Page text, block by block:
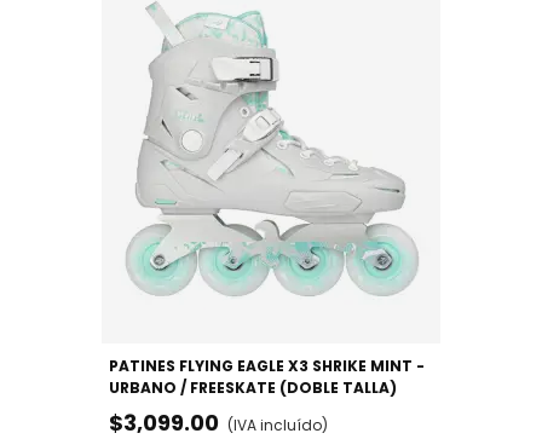
PATINES FLYING EAGLE X3 SHRIKE MINT -
URBANO / FREESKATE (DOBLE TALLA)
$3,099.00 (IVA incluído)